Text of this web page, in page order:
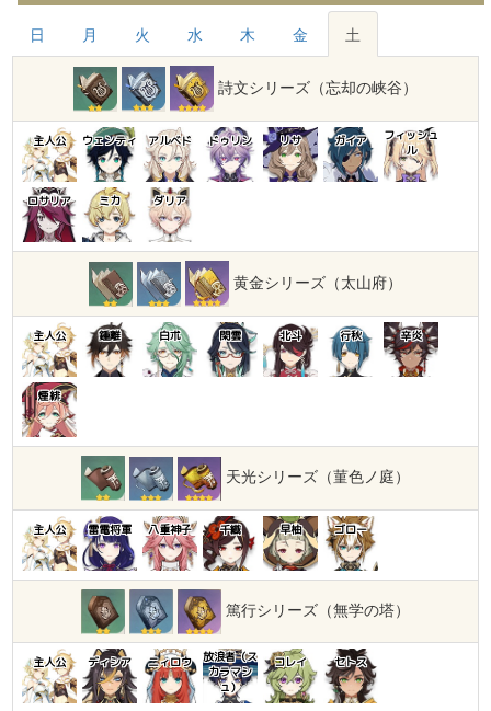
日 月 火 水 木 金 土
詩文シリーズ（忘却の峡谷）
主人公 ウェンティ アルベド ドゥリン リサ ガイア
フィッシュ
ル
ロサリア ミカ ダリア
黄金シリーズ（太山府）
主人公 鍾離 白朮 閑雲 北斗 行秋 辛炎
煙緋
天光シリーズ（菫色ノ庭）
主人公 雷電将軍 八重神子 千織 早柚 ゴロー
篤行シリーズ（無学の塔）
主人公 ディシア ニィロウ
放浪者（ス
カラマシ
ュ）
コレイ セトス